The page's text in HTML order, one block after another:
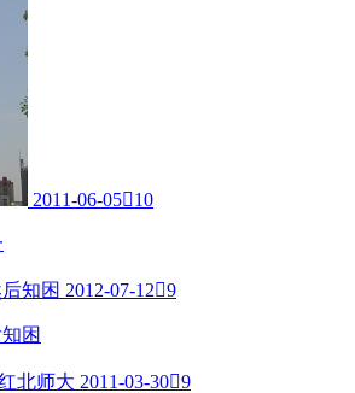
2011-06-0510
2012-07-129
困
2011-03-309